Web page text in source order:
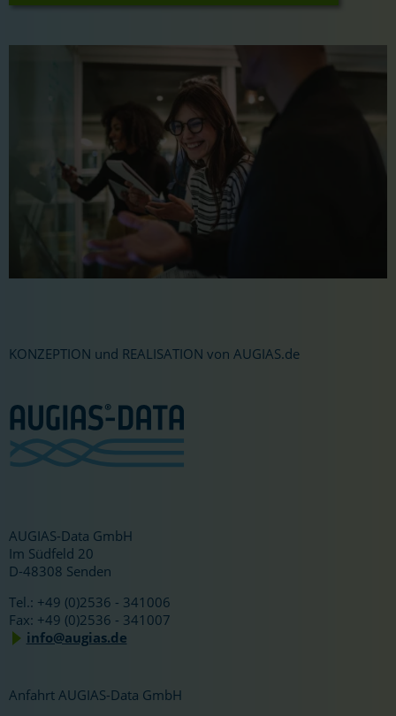
KONZEPTION und REALISATION von AUGIAS.de
AUGIAS-Data GmbH
Im Südfeld 20
D-48308 Senden
Tel.: +49 (0)2536 - 341006
Fax: +49 (0)2536 - 341007
info@augias.de
Anfahrt AUGIAS-Data GmbH